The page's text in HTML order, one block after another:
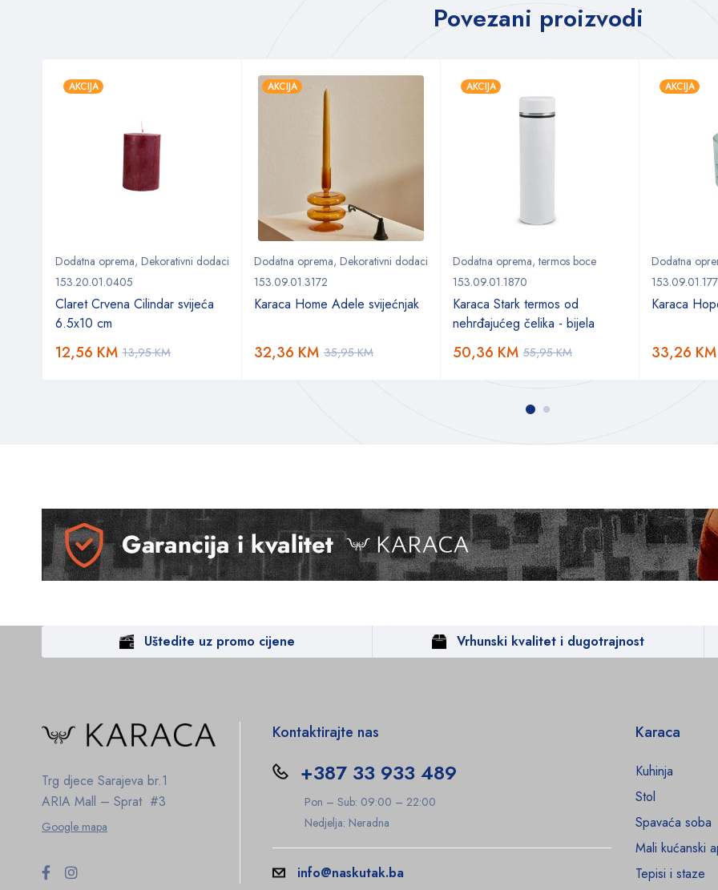
Povezani proizvodi
AKCIJA
Dodatna oprema, Dekorativni dodaci
153.20.01.0405
Claret Crvena Cilindar svijeća
6.5x10 cm
13,95KM
12,56 KM
AKCIJA
Dodatna oprema, Dekorativni dodaci
153.09.01.3172
Karaca Home Adele svijećnjak
35,95KM
32,36 KM
AKCIJA
Dodatna oprema,termos boce
153.09.01.1870
Karaca Stark termos od
nehrđajućeg čelika - bijela
55,95KM
50,36 KM
AKCIJA
Dodatna
Karaca
33,26 KM
Uštedite uz promo cijene Vrhunski kvalitet i dugotrajnost
Trg djece Sarajeva br.1
ARIA Mall – Sprat #3
Google mapa
Kontaktirajte nas
+387 33 933 489
Pon – Sub: 09:00 – 22:00
Nedjelja: Neradna
info@naskutak.ba
Karaca
Kuhinja
Stol
Spavaća soba
Mali kućanski
Tepisi i staze